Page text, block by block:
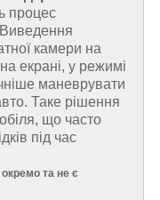
процес
камери на
на екрані, у режимі
маневрувати
Таке рішення
що часто
під час
та не є